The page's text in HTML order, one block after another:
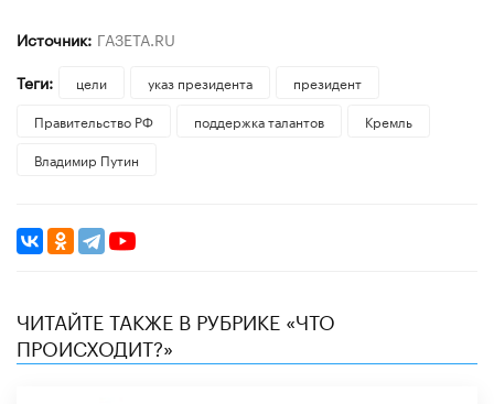
Источник: ГАЗЕТА.RU
Теги:
цели указ президента
президент
Правительство РФ
поддержка талантов
Кремль
Владимир Путин
ЧИТАЙТЕ ТАКЖЕ В РУБРИКЕ «ЧТО
ПРОИСХОДИТ?»